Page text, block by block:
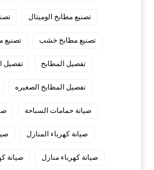
تصنيع مطابخ الوميتال
تصنيع مطابخ خشب تصنيع
تفصيل المطابخ تفصيل
تفصيل المطابخ الصغيره
صيانة حمامات السباحة
صيانة كهرباء المنازل
صيانة كهرباء منازل صيانة